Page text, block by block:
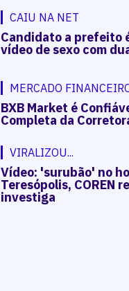
CAIU NA NET
Candidato a prefeito
vídeo de sexo com
MERCADO
BXB Market é
Completa da
VIRALIZOU...
Vídeo: 'surubão' no
Teresópolis, COREN
investiga